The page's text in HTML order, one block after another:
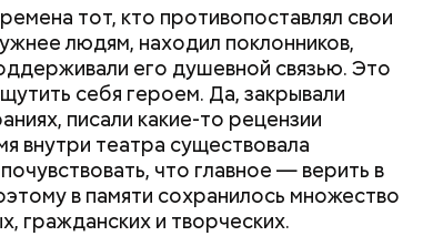
тот, кто противопоставлял свои
людям, находил поклонников,
его душевной связью. Это
себя героем. Да, закрывали
писали какие-то рецензии
внутри театра существовала
что главное — верить в
в памяти сохранилось множество
гражданских и творческих.
выпады:
Как банки будут
блокировать переводы при
обнаружении вредоносного
ПО на устройствах клиентов